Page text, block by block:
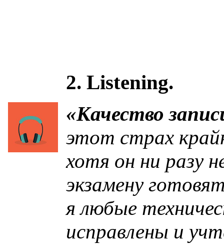
2. Listening.
«Качество
этот страх
хотя он ни разу
экзамену
я любые
исправлены и